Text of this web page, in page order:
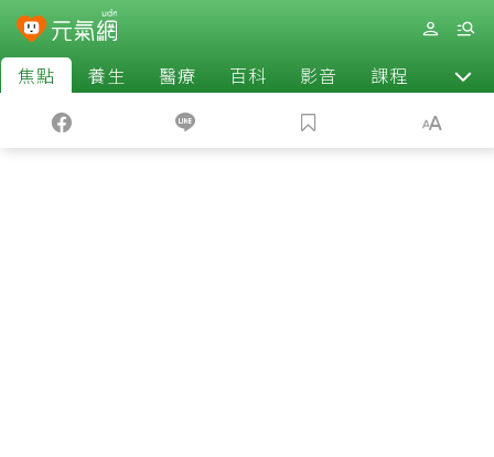
焦點 養生 醫療 百科 影音 課程 退休